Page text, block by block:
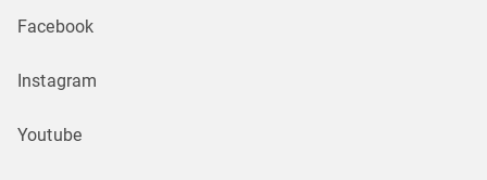
Facebook
Instagram
Youtube